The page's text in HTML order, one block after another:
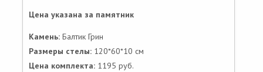
Цена указана за памятник
Камень: Балтик Грин
Размеры стелы: 120*60*10 см
Цена комплекта: 1195 руб.